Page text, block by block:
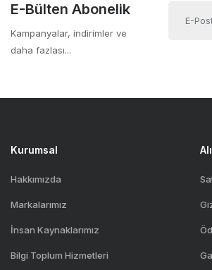
Bu ürüne benzer farklı
Düşük sinyal kaybı ile yüksek veri
Kurulum ve yönetim kolaylığı sağlar
E-Bülten Abonelik
Kampanyalar, indirimler ve
daha fazlası...
Kurumsal
Hakkımızda
Markalarımız
İnsan Kaynaklarımız
Bilgi Toplum Hizmetleri